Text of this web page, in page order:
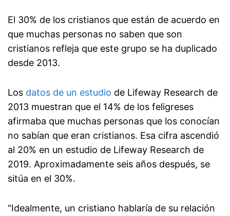
El 30% de los cristianos que están de acuerdo en
que muchas personas no saben que son
cristianos refleja que este grupo se ha duplicado
desde 2013.
Los datos de un estudio de Lifeway Research de
2013 muestran que el 14% de los feligreses
afirmaba que muchas personas que los conocían
no sabían que eran cristianos. Esa cifra ascendió
al 20% en un estudio de Lifeway Research de
2019. Aproximadamente seis años después, se
sitúa en el 30%.
“Idealmente, un cristiano hablaría de su relación